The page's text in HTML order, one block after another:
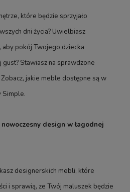
które będzie sprzyjało
dni życia? Uwielbiasz
aby pokój Twojego dziecka
Stawiasz na sprawdzone
jakie meble dostępne są w
Simple.
design w łagodnej
designerskich mebli, które
i sprawią, ze Twój maluszek będzie